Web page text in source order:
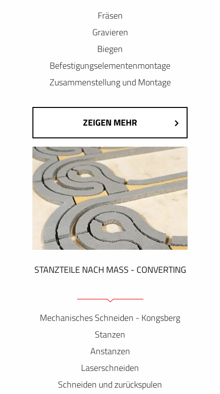
Fräsen
Gravieren
Biegen
Befestigungselementenmontage
Zusammenstellung und Montage
ZEIGEN MEHR
STANZTEILE NACH MASS - CONVERTING
Mechanisches Schneiden - Kongsberg
Stanzen
Anstanzen
Laserschneiden
Schneiden und zurückspulen